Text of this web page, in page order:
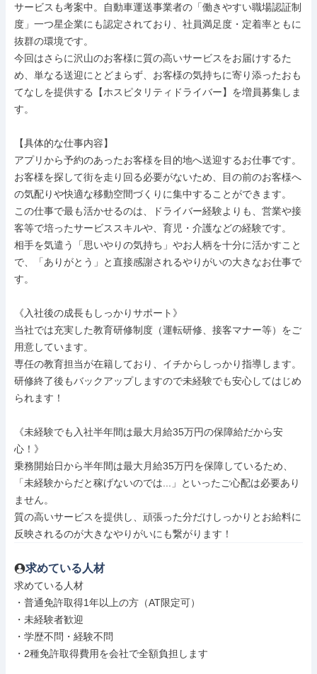
サービスも考案中。自動車運送事業者の「働きやすい職場認証制
度」一つ星企業にも認定されており、社員満足度・定着率ともに
抜群の環境です。
今回はさらに沢山のお客様に質の高いサービスをお届けするた
め、単なる送迎にとどまらず、お客様の気持ちに寄り添ったおも
てなしを提供する【ホスピタリティドライバー】を増員募集しま
す。
【具体的な仕事内容】
アプリから予約のあったお客様を目的地へ送迎するお仕事です。
お客様を探して街を走り回る必要がないため、目の前のお客様へ
の気配りや快適な移動空間づくりに集中することができます。
この仕事で最も活かせるのは、ドライバー経験よりも、営業や接
客等で培ったサービススキルや、育児・介護などの経験です。
相手を気遣う「思いやりの気持ち」やお人柄を十分に活かすこと
で、「ありがとう」と直接感謝されるやりがいの大きなお仕事で
す。
《入社後の成長もしっかりサポート》
当社では充実した教育研修制度（運転研修、接客マナー等）をご
用意しています。
専任の教育担当が在籍しており、イチからしっかり指導します。
研修終了後もバックアップしますので未経験でも安心してはじめ
られます！
《未経験でも入社半年間は最大月給35万円の保障給だから安
心！》
乗務開始日から半年間は最大月給35万円を保障しているため、
「未経験からだと稼げないのでは...」といったご心配は必要あり
ません。
質の高いサービスを提供し、頑張った分だけしっかりとお給料に
反映されるのが大きなやりがいにも繋がります！
求めている人材
求めている人材
・普通免許取得1年以上の方（AT限定可）
・未経験者歓迎
・学歴不問・経験不問
・2種免許取得費用を会社で全額負担します